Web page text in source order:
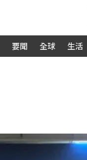
要聞 全球 生活